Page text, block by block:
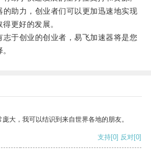
助力，创业者们可以更加迅速地实现
更好的发展。
于创业的创业者，易飞加速器将是您
大，我可以结识到来自世界各地的朋友。
支持[0] 反对[0]